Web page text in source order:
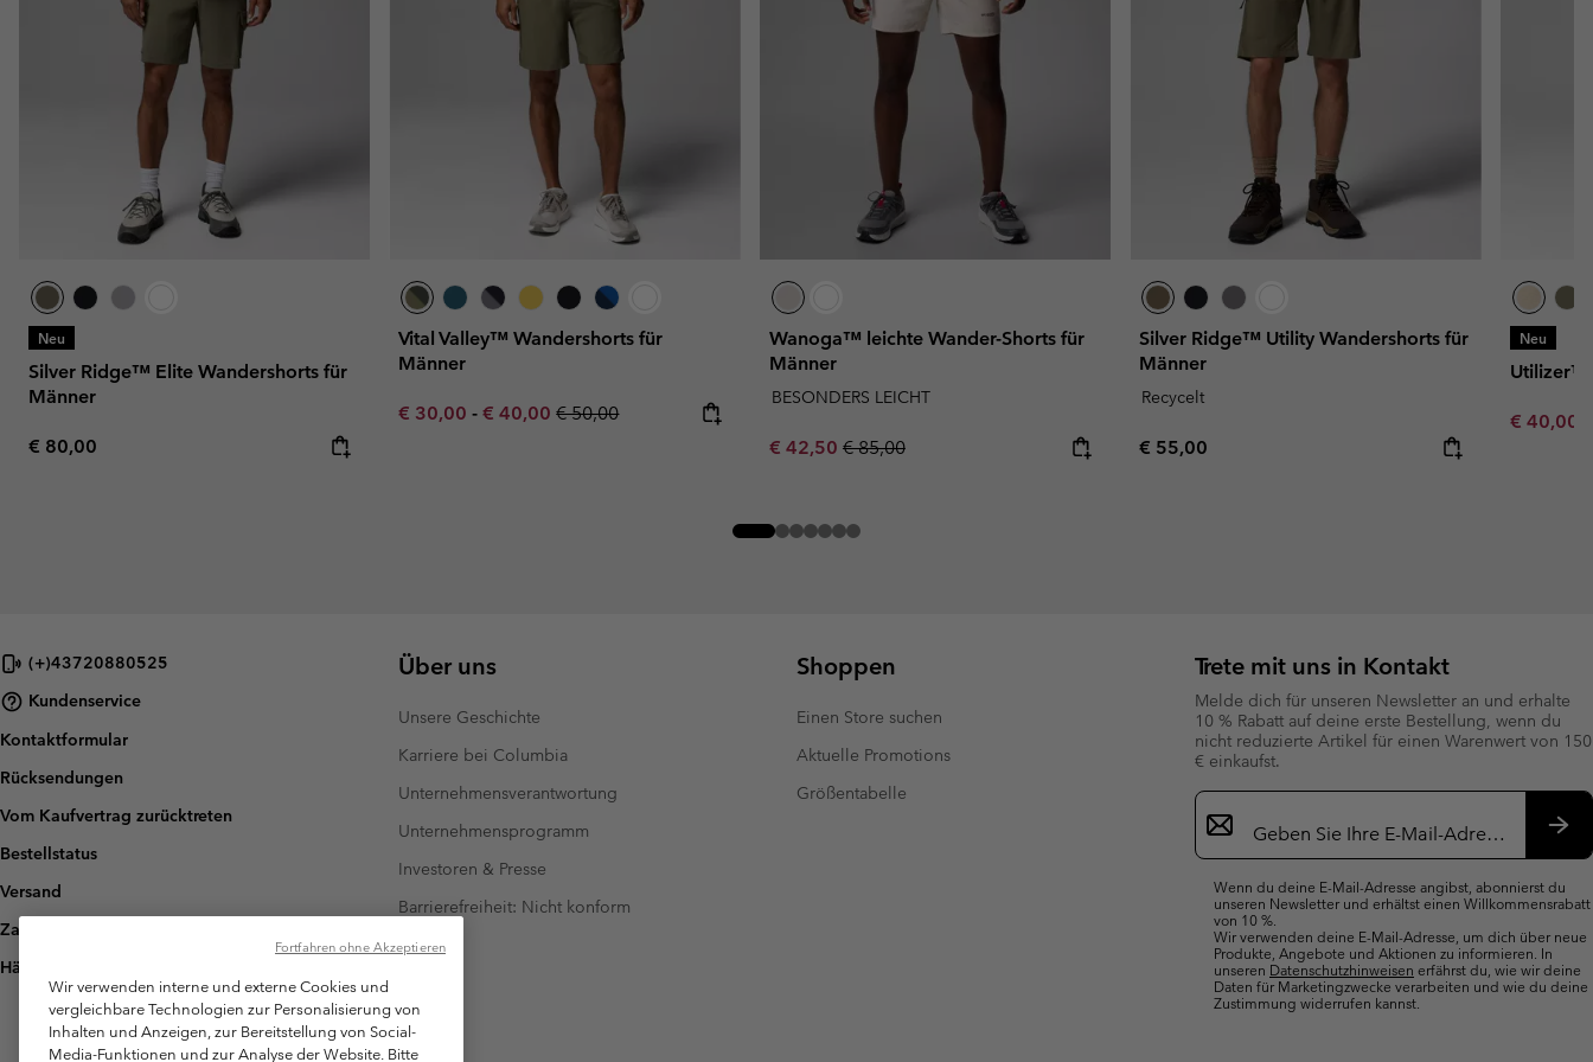
Neu
Silver Ridge™ Elite Wandershorts für
Männer
Regular price:
€ 80,00
Vital Valley™ Wandershorts für
Männer
Minimum sale price:
€ 30,00-Maximum sale price:
€ 40,00Regular price:
€ 50,00
Wanoga™ leichte Wander-Shorts für
Männer
BESONDERS LEICHT
Sale price:
€ 42,50 Regular price:
€ 85,00
Silver Ridge™ Utility Wandershorts für
Männer
Recycelt
Regular price:
€ 55,00
Neu
Utilizer™
€ 40,00
(+)43720880525
Kundenservice
Kontaktformular
Rücksendungen
Vom Kaufvertrag zurücktreten
Bestellstatus
Versand
Zahlung
Häufig gestellte Fragen
Über uns
Unsere Geschichte
Karriere bei Columbia
Unternehmensverantwortung
Unternehmensprogramm
Investoren & Presse
Barrierefreiheit: Nicht konform
Shoppen
Einen Store suchen
Aktuelle Promotions
Größentabelle
Trete mit uns in Kontakt
Melde dich für unseren Newsletter an und erhalte
10 % Rabatt auf deine erste Bestellung, wenn du
nicht reduzierte Artikel für einen Warenwert von 150
€ einkaufst.
Newsletter-
Anmeldung
Wenn du deine E-Mail-Adresse angibst, abonnierst du
unseren Newsletter und erhältst einen Willkommensrabatt
von 10 %.
Wir verwenden deine E-Mail-Adresse, um dich über neue
Produkte, Angebote und Aktionen zu informieren. In
unseren Datenschutzhinweisen erfährst du, wie wir deine
Daten für Marketingzwecke verarbeiten und wie du deine
Zustimmung widerrufen kannst.
Wir verwenden interne und externe Cookies und
vergleichbare Technologien zur Personalisierung von
Inhalten und Anzeigen, zur Bereitstellung von Social-
Media-Funktionen und zur Analyse der Website. Bitte
Fortfahren ohne Akzeptieren